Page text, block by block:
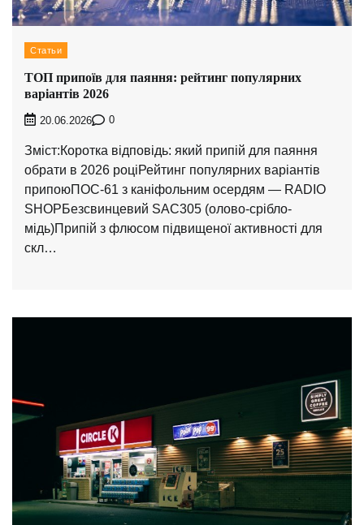
Статьи
ТОП припоїв для паяння: рейтинг популярних
варіантів 2026
20.06.2026 0
Зміст:Коротка відповідь: який припій для паяння
обрати в 2026 роціРейтинг популярних варіантів
припоюПОС-61 з каніфольним осердям — RADIO
SHOPБезсвинцевий SAC305 (олово-срібло-
мідь)Припій з флюсом підвищеної активності для
скл…